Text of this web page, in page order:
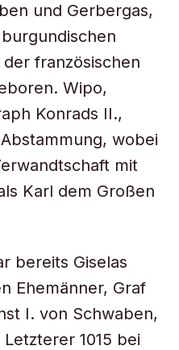
und Gerbergas,
französischen
Wipo,
Konrads II.,
wobei
mit
Karl dem Großen
bereits Giselas
Ehemänner, Graf
I. von Schwaben,
1015 bei